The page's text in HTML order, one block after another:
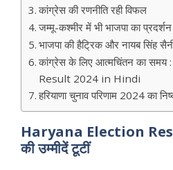
कांग्रेस की रणनीति रही विफल
जम्मू-कश्मीर में भी भाजपा का
भाजपा की हैट्रिक और नायब सिंह
कांग्रेस के लिए आत्मचिंतन का
Result 2024 in Hindi
हरियाणा चुनाव परिणाम 2024 का
Haryana Election
की उम्मीदें टूटीं